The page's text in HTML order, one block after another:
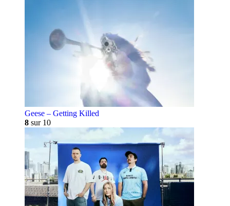
Geese – Getting Killed
8 sur 10